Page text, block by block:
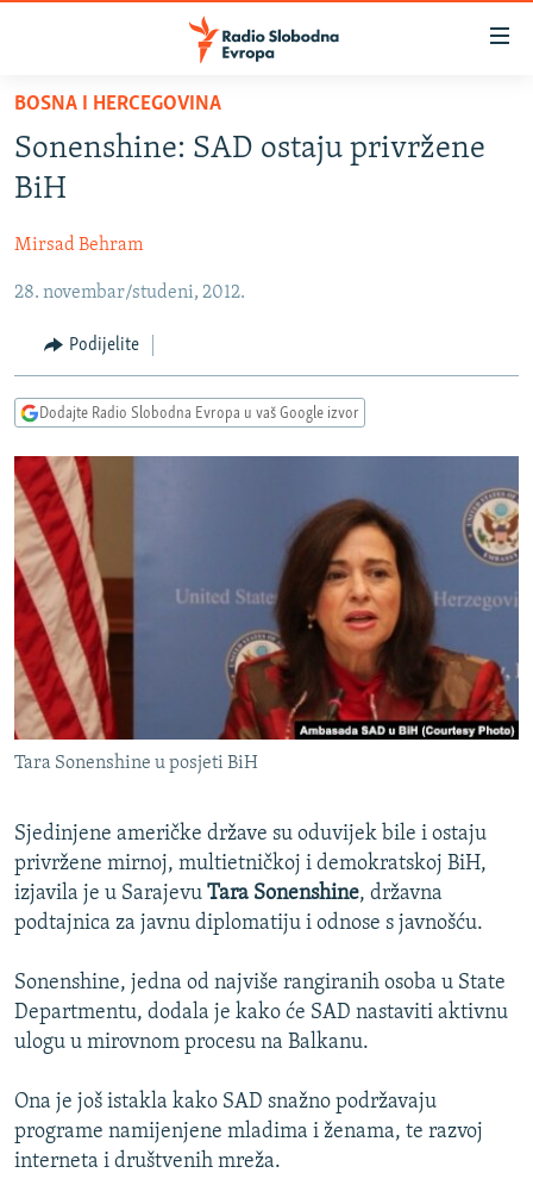
Pređite
glavni
sadržaj
na
navigaciju
Pređite
pretragu
KOSOVO
CRNA GORA
VIZUELNO
FOTOGALERIJE
INFOGRAFIKE
PODCASTI
RAT U UKRAJINI
KINA NA BALKANU
RSE PRIČE IZ SVIJETA
ISPRIČAJ MI
DNEVNO@RSE
SPECIJALI RSE
VIŠE OD NASLOVA
GENOCID U SREBRENICI
POPLAVE I KLIZIŠTA U BIH 2024.
POST SCRIPTUM
MOJA EVROPA
SVE KARTE DEJTONA
NASTANAK I RASPAD JUGOSLAVIJE
PRATITE NAS
Sve RFE/RL stranice
BOSNA I HERCEGOVINA
Sonenshine: SAD ostaju privržene
BiH
Mirsad Behram
28. novembar/studeni, 2012.
Podijelite
Dodajte Radio Slobodna Evropa u vaš Google izvor
Tara Sonenshine u posjeti BiH
Sjedinjene američke države su oduvijek bile i ostaju
privržene mirnoj, multietničkoj i demokratskoj BiH,
izjavila je u Sarajevu Tara Sonenshine, državna
podtajnica za javnu diplomatiju i odnose s javnošću.
Sonenshine, jedna od najviše rangiranih osoba u State
Departmentu, dodala je kako će SAD nastaviti aktivnu
ulogu u mirovnom procesu na Balkanu.
Ona je još istakla kako SAD snažno podržavaju
programe namijenjene mladima i ženama, te razvoj
interneta i društvenih mreža.